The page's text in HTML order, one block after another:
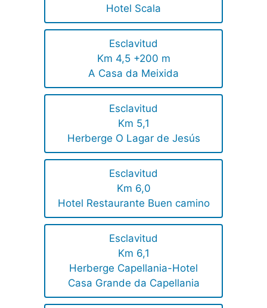
Hotel Scala
Esclavitud
Km 4,5 +200 m
A Casa da Meixida
Esclavitud
Km 5,1
Herberge O Lagar de Jesús
Esclavitud
Km 6,0
Hotel Restaurante Buen camino
Esclavitud
Km 6,1
Herberge Capellania-Hotel
Casa Grande da Capellania